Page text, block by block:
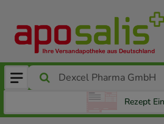
Rezept